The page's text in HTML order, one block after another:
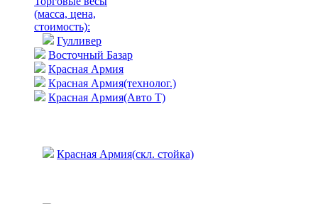
(масса, цена,
стоимость):
Гулливер
Восточный Базар
Красная Армия
Красная Армия(технолог.)
Красная Армия(Авто Т)
Красная Армия(скл. стойка)